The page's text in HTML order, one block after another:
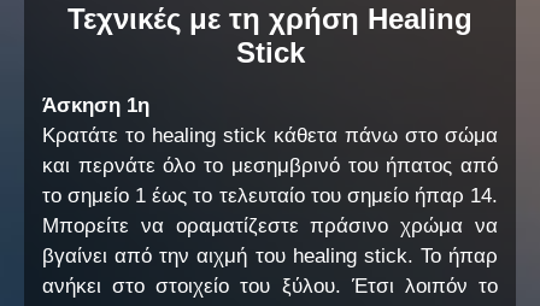
Τεχνικές με τη χρήση Healing
Stick
Άσκηση 1η
Κρατάτε το healing stick κάθετα πάνω στο σώμα
και περνάτε όλο το μεσημβρινό του ήπατος από
το σημείο 1 έως το τελευταίο του σημείο ήπαρ 14.
Μπορείτε να οραματίζεστε πράσινο χρώμα να
βγαίνει από την αιχμή του healing stick. Το ήπαρ
ανήκει στο στοιχείο του ξύλου. Έτσι λοιπόν το